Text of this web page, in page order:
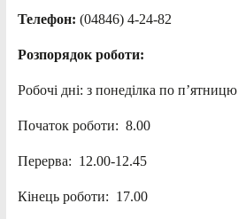
Телефон: (04846) 4-24-82
Розпорядок роботи:
Робочі дні: з понеділка по п’ятницю
Початок роботи: 8.00
Перерва: 12.00-12.45
Кінець роботи: 17.00